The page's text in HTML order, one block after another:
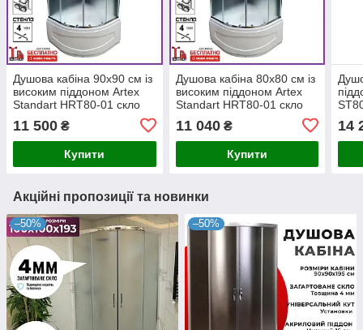
Душова кабіна 90х90 см із
високим піддоном Artex
Standart HRT80-01 скло
11 500 ₴
Купити
Душова кабіна 80х80 см із
високим піддоном Artex
Standart HRT80-01 скло
матове глибокий піддон
11 040₴
Купити
14
Акційні пропозиції та новинки
–50% –50%